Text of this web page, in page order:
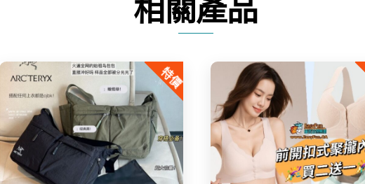
數
相關產品
特價
Share Share